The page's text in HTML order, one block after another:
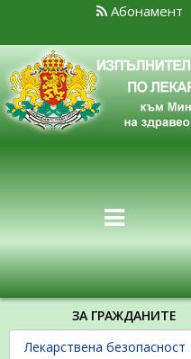
Абонамент
ЗА ГРАЖДАНИТЕ